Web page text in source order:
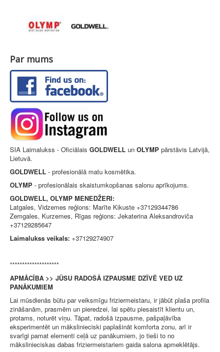
Par mums
SIA Laimalukss - Oficiālais GOLDWELL un OLYMP pārstāvis Latvijā,
Lietuvā.
GOLDWELL - profesionālā matu kosmētika.
OLYMP - profesionālais skaistumkopšanas salonu aprīkojums.
GOLDWELL, OLYMP MENEDŽERI:
Latgales, Vidzemes reģions: Marīte Kikuste +37129344786
Zemgales, Kurzemes, Rīgas reģions: Jekaterina Aleksandroviča
+37129285647
Laimalukss veikals: +37129274907
********************
APMĀCĪBA >> JŪSU RADOŠĀ IZPAUSME DZĪVĒ VED UZ
PANĀKUMIEM
Lai mūsdienās būtu par veiksmīgu friziermeistaru, ir jābūt plaša profila
zināšanām, prasmēm un pieredzei, lai spētu piesaistīt klientu un,
protams, noturēt viņu. Tāpat, radošā izpausme, pašpaļāvība
eksperimentēt un mākslinieciski paplašināt komforta zonu, arī ir
svarīgi pamat elementi ceļā uz panākumiem, jo tieši to no
mākslinieciskas dabas friziermeistariem gaida salona apmeklētājs.